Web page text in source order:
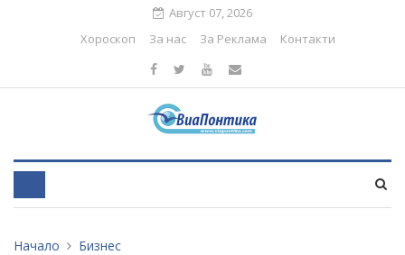
Август 07, 2026
Хороскоп
За нас За Реклама Контакти
Начало Бизнес